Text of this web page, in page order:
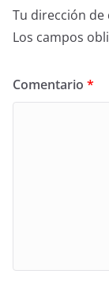
Tu dirección
Los campos
Comentario *